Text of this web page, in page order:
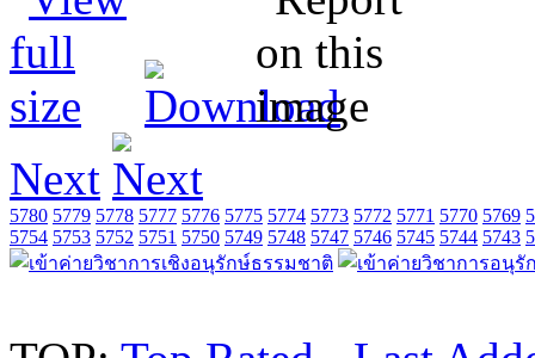
Next
5780 5779 5778 5777 5776 5775 5774 5773 5772 5771 5770 5769
5754 5753 5752 5751 5750 5749 5748 5747 5746 5745 5744 5743